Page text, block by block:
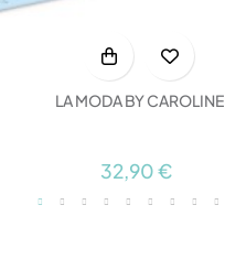
LA MODA BY CAROLINE
32,90 €